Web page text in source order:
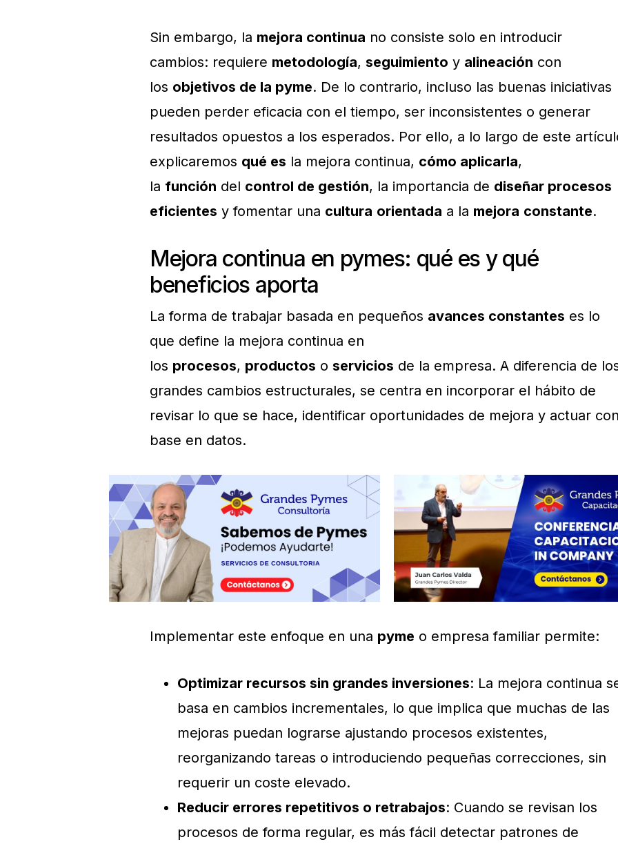
Sin embargo, la mejora continua no consiste solo en introducir
cambios: requiere metodología, seguimiento y alineación con
los objetivos de la pyme. De lo contrario, incluso las buenas iniciativas
pueden perder eficacia con el tiempo, ser inconsistentes o generar
resultados opuestos a los esperados. Por ello, a lo largo de este
explicaremos qué es la mejora continua, cómo aplicarla,
la función del control de gestión, la importancia de diseñar procesos
eficientes y fomentar una cultura orientada a la mejora constante.
Mejora continua en pymes: qué es y qué
beneficios aporta
La forma de trabajar basada en pequeños avances constantes es lo
que define la mejora continua en
los procesos, productos o servicios de la empresa. A diferencia de
grandes cambios estructurales, se centra en incorporar el hábito de
revisar lo que se hace, identificar oportunidades de mejora y actuar
base en datos.
Implementar este enfoque en una pyme o empresa familiar permite:
Optimizar recursos sin grandes inversiones: La mejora continua
basa en cambios incrementales, lo que implica que muchas de las
mejoras puedan lograrse ajustando procesos existentes,
reorganizando tareas o introduciendo pequeñas correcciones, sin
requerir un coste elevado.
Reducir errores repetitivos o retrabajos: Cuando se revisan los
procesos de forma regular, es más fácil detectar patrones de